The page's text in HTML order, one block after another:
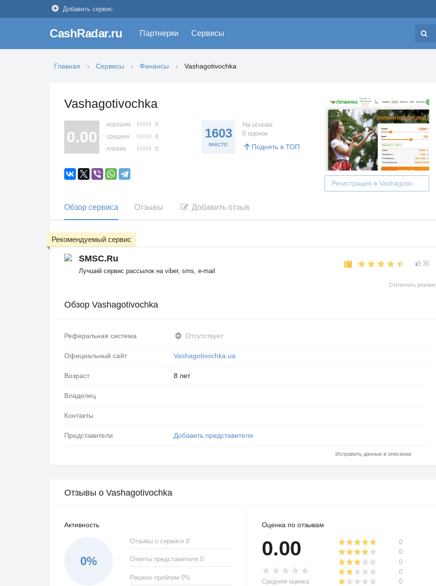
Добавить сервис
CashRadar.ru Партнерки Сервисы
Главная Сервисы Финансы Vashagotivochka
Vashagotivochka
0.00
хороших
0
средних
0
плохих
0
1603
место
На основе
0 оценок
Поднять в ТОП
Обзор сервиса Отзывы Добавить отзыв
SMSC.Ru
Лучший сервис рассылок на viber, sms, e-mail
35
Рекомендуемый сервис
Отключить
Обзор Vashagotivochka
Реферальная система Отсутствует
Официальный сайт Vashagotivochka.ua
Возраст 8 лет
Владелец
Контакты
Представители Добавить представителя
Исправить данные в описании
Отзывы о Vashagotivochka
Активность
0%
Отзывы о сервисе 0
Ответы представителя 0
Решено проблем 0%
Оценка по отзывам
0.00
Средняя оценка
0
0
0
0
0